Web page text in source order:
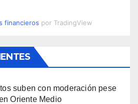
financieros por TradingView
suben con moderación pese
Oriente Medio